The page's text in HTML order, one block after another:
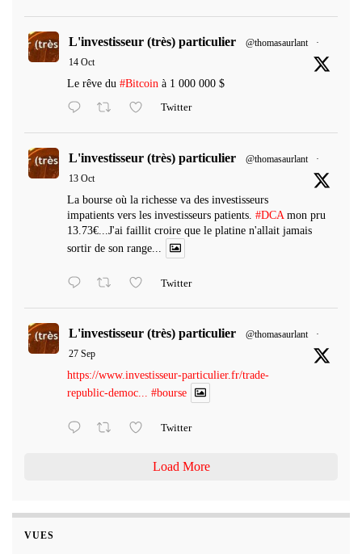
L'investisseur (très) particulier @thomasaurlant
·
14 Oct
Le rêve du #Bitcoin à 1 000 000 $
Twitter
L'investisseur (très) particulier @thomasaurlant
·
13 Oct
La bourse où la richesse va des investisseurs
impatients vers les investisseurs patients. #DCA mon pru
13.73€...J'ai faillit croire que le platine n'allait jamais
sortir de son range...
Twitter
L'investisseur (très) particulier @thomasaurlant
·
27 Sep
https://www.investisseur-particulier.fr/trade-
republic-democ... #bourse
Twitter
Load More
VUES